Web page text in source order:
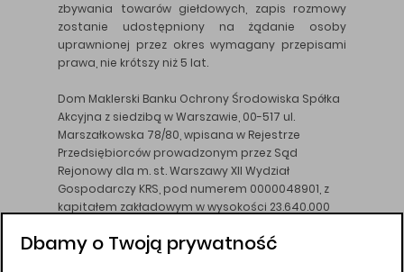
zbywania towarów giełdowych, zapis rozmowy
zostanie udostępniony na żądanie osoby
uprawnionej przez okres wymagany przepisami
prawa, nie krótszy niż 5 lat.
Dom Maklerski Banku Ochrony Środowiska Spółka
Akcyjna z siedzibą w Warszawie, 00-517 ul.
Marszałkowska 78/80, wpisana w Rejestrze
Przedsiębiorców prowadzonym przez Sąd
Rejonowy dla m. st. Warszawy XII Wydział
Gospodarczy KRS, pod numerem 0000048901, z
kapitałem zakładowym w wysokości 23.640.000
DM BOŚ działa na podstawie zezwolenia KNF z dnia
Dbamy o Twoją prywatność